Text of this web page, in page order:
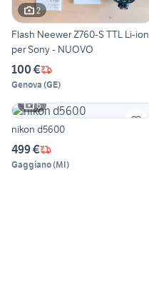
2
Flash Neewer Z760-S TTL Li-ion
per Sony - NUOVO
100 €
Genova (GE)
6
nikon d5600
499 €
Gaggiano(MI)